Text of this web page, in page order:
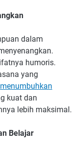
dalam
humoris.
yang
menumbuhkan
kuat dan
lebih maksimal.
Belajar